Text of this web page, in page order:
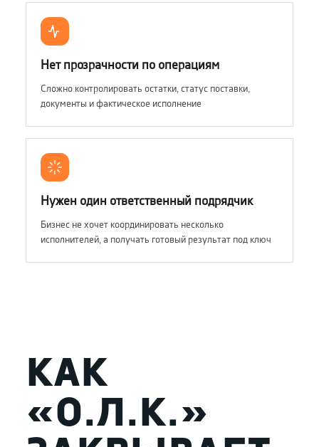
Нет прозрачности по операциям
Сложно контролировать остатки, статус поставки,
документы и фактическое исполнение
Нужен один ответственный подрядчик
Бизнес не хочет координировать несколько
исполнителей, а получать готовый результат под ключ
КАК
«О.Л.К.»